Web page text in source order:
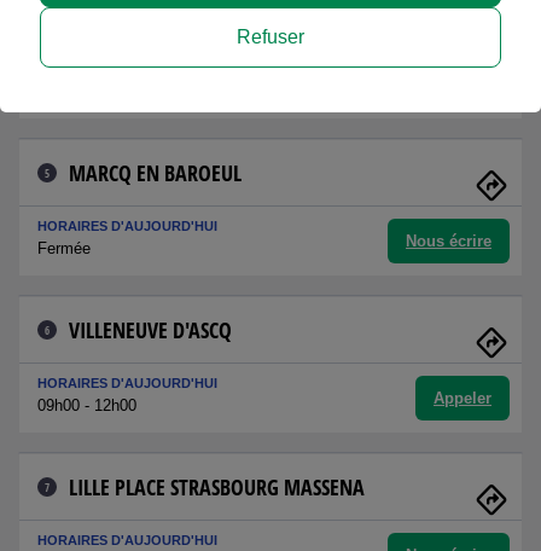
SAINT MAUR-LA MADELEINE
HORAIRES D'AUJOURD'HUI
5 MARCQ EN BAROEUL
HORAIRES D'AUJOURD'HUI
Fermée Nous écrire
6 VILLENEUVE D'ASCQ
HORAIRES D'AUJOURD'HUI
09h00 - 12h00 Appeler
7 LILLE PLACE STRASBOURG MASSENA
HORAIRES D'AUJOURD'HUI
Refuser